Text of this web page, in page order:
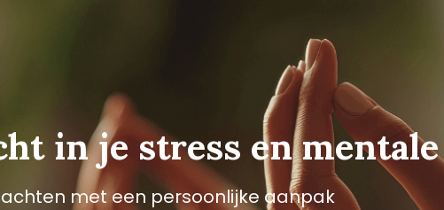
in je stress en mentale
met een persoonlijke aanpak